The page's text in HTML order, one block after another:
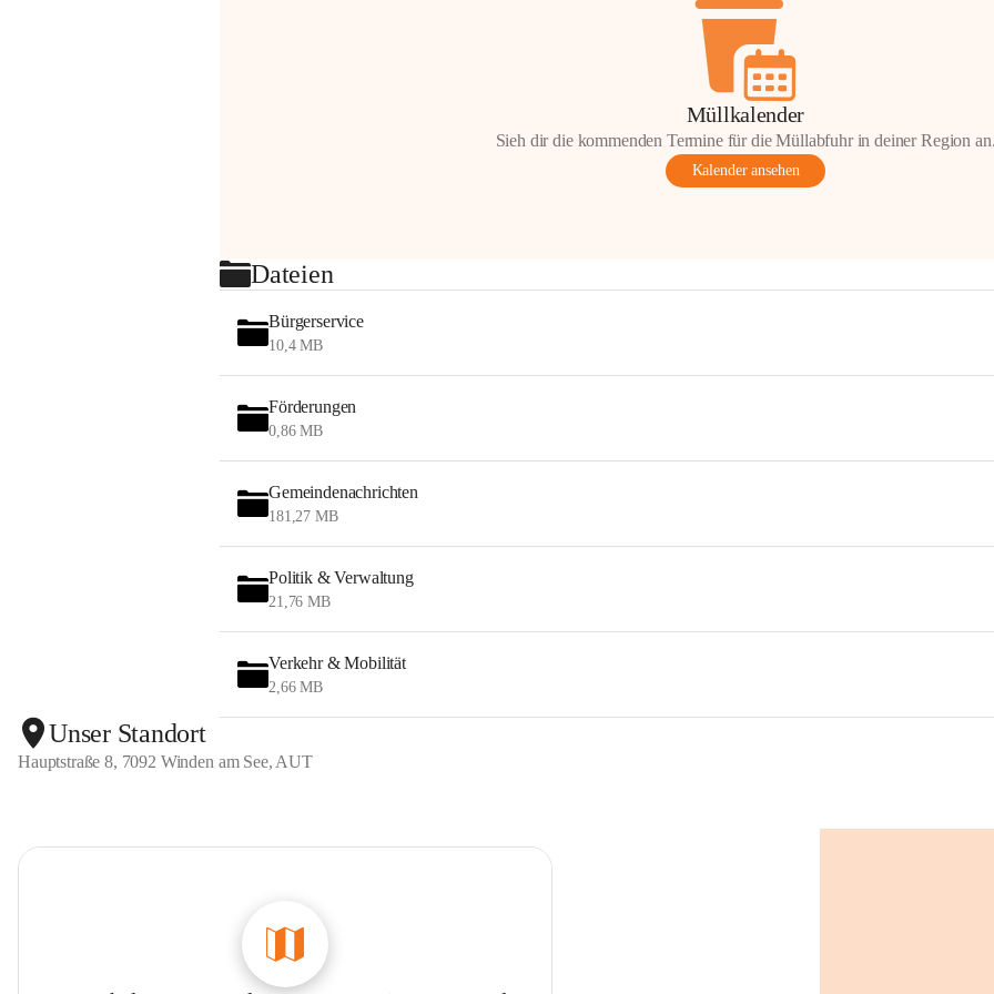
Müllkalender
Sieh dir die kommenden Termine für die Müllabfuhr in deiner Region
Kalender ansehen
Dateien
Bürgerservice
10,4 MB
Förderungen
0,86 MB
Gemeindenachrichten
181,27 MB
Politik & Verwaltung
21,76 MB
Verkehr & Mobilität
2,66 MB
Unser Standort
Hauptstraße 8, 7092 Winden am See, AUT